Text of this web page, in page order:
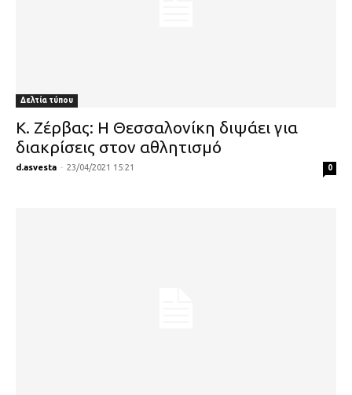
Δελτία τύπου
Κ. Ζέρβας: Η Θεσσαλονίκη διψάει για
διακρίσεις στον αθλητισμό
d.asvesta - 23/04/2021 15:21 0